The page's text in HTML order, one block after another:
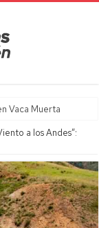
Vaca Muerta
a los Andes”: